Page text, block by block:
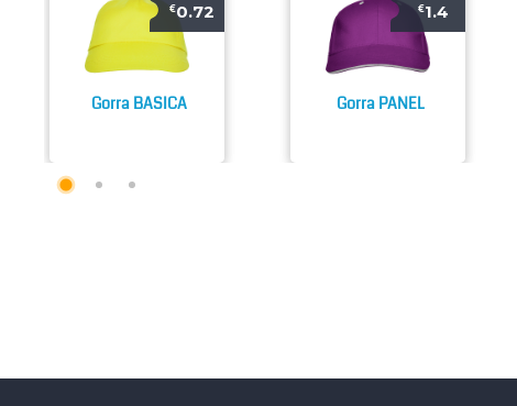
€0.72
Gorra BASICA
€1.4
Gorra PANEL